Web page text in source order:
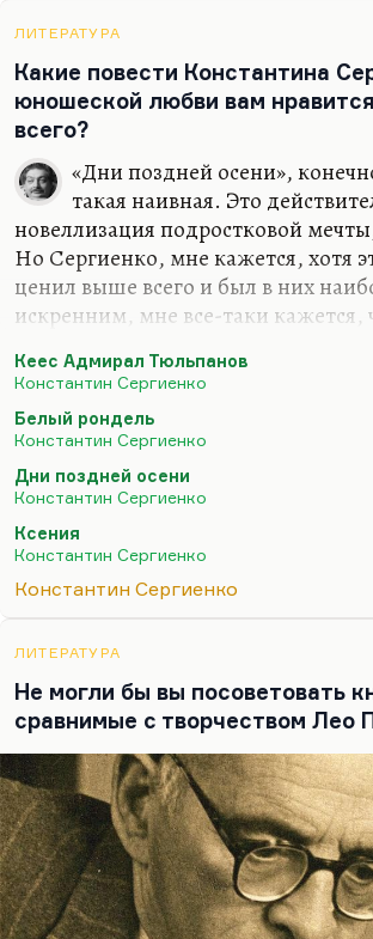
нелюбитель Гамсуна, любимого
бабушки. Кроме «Голода» ничего
него. Куприн считал себя
гораздо талантливее, что там
концепция лейтенанта Глана,
человека, обреченного убить
себя, мне неинтересна совсем.
кто может считаться…
ЛИТЕРАТУРА
Какие повести Константина
юношеской любви вам
всего?
«Дни поздней осени»,
такая наивная. Это
новеллизация подростковой
Но Сергиенко, мне кажется, хотя
ценил выше всего и был в них
искренним, мне все-таки кажется,
Адмирал Тюльпанов», но и «Белый
замечательная повесть, с этим
скальдом, колебателем мировых
«Ксения» — повесть о дочери
довольно элегантной, интересной,
законспирированной. Он был
Кеес Адмирал Тюльпанов
Константин Сергиенко
Белый рондель
Константин Сергиенко
Дни поздней осени
Константин Сергиенко
Ксения
Константин Сергиенко
Константин Сергиенко
ЛИТЕРАТУРА
Не могли бы вы посоветовать
сравнимые с творчеством Лео